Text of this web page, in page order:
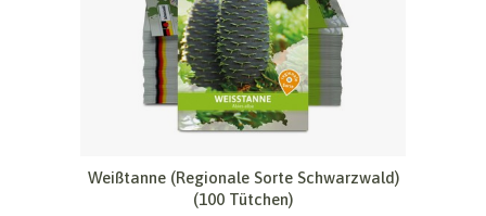
Weißtanne (Regionale Sorte Schwarzwald)
(100 Tütchen)